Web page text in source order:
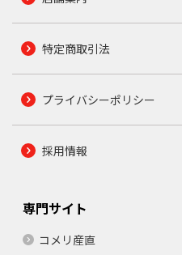
特定商取引法
プライバシーポリシー
採用情報
専門サイト
コメリ産直